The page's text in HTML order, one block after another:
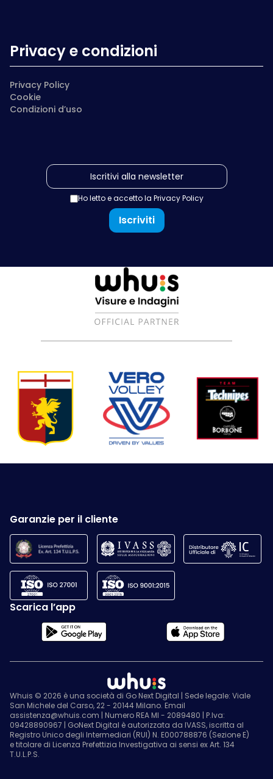
Privacy e condizioni
Privacy Policy
Cookie
Condizioni d’uso
Ho letto e accetto la Privacy Policy
Iscriviti
Garanzie per il cliente
Scarica l’app
Whuis © 2026 è una società di Go Next Digital | Sede legale: Viale
San Michele del Carso, 22 - 20144 Milano. Email
assistenza@whuis.com | Numero REA MI - 2089480 | P.Iva:
09428890967 | GoNext Digital è autorizzata da IVASS, iscritta al
Registro Unico degli Intermediari (RUI) N. E000788876 (Sezione E)
e titolare di Licenza Prefettizia Investigativa ai sensi ex Art. 134
T.U.L.P.S.